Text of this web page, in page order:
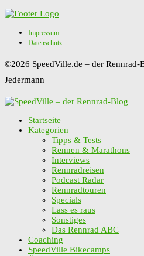
Impressum
Datenschutz
©2026 SpeedVille.de – der
Jedermann
Startseite
Kategorien
Tipps & Tests
Rennen & Marathons
Interviews
Rennradreisen
Podcast Radar
Rennradtouren
Specials
Lass es raus
Sonstiges
Das Rennrad ABC
Coaching
SpeedVille Bikecamps